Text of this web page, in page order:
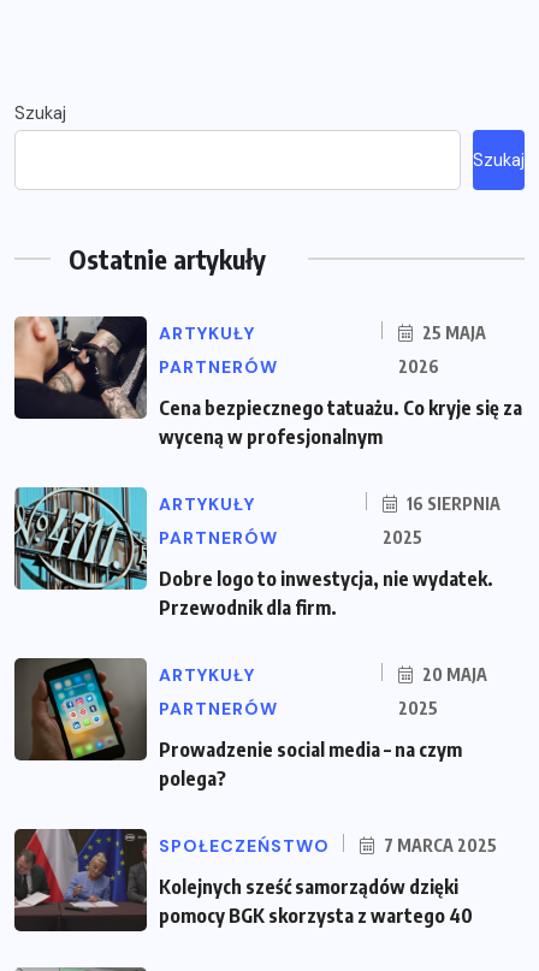
Szukaj
Szukaj
Ostatnie artykuły
ARTYKUŁY
PARTNERÓW
25 MAJA
2026
Cena bezpiecznego tatuażu. Co kryje się za
wyceną w profesjonalnym
ARTYKUŁY
PARTNERÓW
16 SIERPNIA
2025
Dobre logo to inwestycja, nie wydatek.
Przewodnik dla firm.
ARTYKUŁY
PARTNERÓW
20 MAJA
2025
Prowadzenie social media – na czym
polega?
SPOŁECZEŃSTWO 7 MARCA 2025
Kolejnych sześć samorządów dzięki
pomocy BGK skorzysta z wartego 40